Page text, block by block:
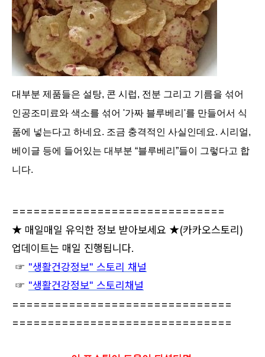
대부분 제품들은 설탕, 콘 시럽, 전분 그리고 기름을 섞어
인공조미료와 색소를 섞어 '가짜 블루베리'를 만들어서 식
품에 넣는다고 하네요. 조금 충격적인 사실인데요. 시리얼,
베이글 등에 들어있는 대부분 “블루베리”들이 그렇다고 합
니다.
==============================
★ 매일매일 유익한 정보 받아보세요 ★(카카오스토리)
업데이트는 매일 진행됩니다.
☞ "생활건강정보" 스토리 채널
☞ "생활건강정보" 스토리채널
===============================
===============================